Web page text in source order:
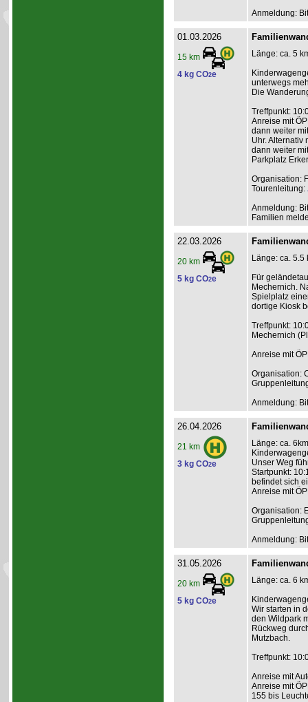
Anmeldung:
01.03.2026
15 km
4 kg CO2e
Länge: ca. 5
unterwegs
Die
Treffpunkt:
Anreise mit
dann weiter
Uhr. Alternativ
dann weiter
Parkplatz
Organisation:
Tourenleitung:
Anmeldung:
Familien
22.03.2026
20 km
5 kg CO2e
Länge: ca. 5.5
Für
Mechernich.
Spielplatz
dortige Kiosk
Treffpunkt:
Mechernich
Anreise mit
Organisation:
Anmeldung:
26.04.2026
21 km
3 kg CO2e
Länge: ca.
Unser Weg
Startpunkt:
befindet sich
Anreise mit
Organisation:
Anmeldung:
31.05.2026
20 km
5 kg CO2e
Länge: ca. 6
Wir starten in
den Wildpark
Rückweg
Mutzbach.
Treffpunkt:
Anreise mit
Anreise mit
155 bis